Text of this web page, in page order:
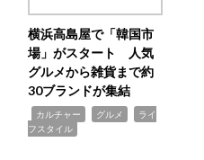
横浜高島屋で「韓国市
場」がスタート 人気
グルメから雑貨まで約
30ブランドが集結
カルチャー グルメ
ライ
フスタイル